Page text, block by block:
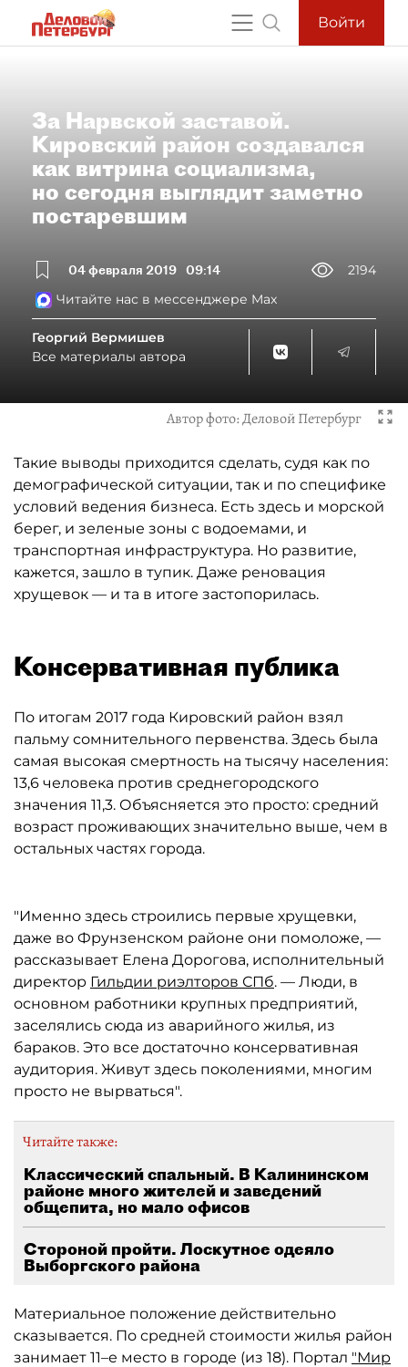
Войти
За Нарвской заставой.
Кировский район создавался
как витрина социализма,
но сегодня выглядит заметно
постаревшим
04 февраля 2019 09:14
2194
Читайте нас в мессенджере Max
Георгий Вермишев
Все материалы автора
Автор фото:Деловой Петербург
Такие выводы приходится сделать, судя как по
демографической ситуации, так и по специфике
условий ведения бизнеса. Есть здесь и морской
берег, и зеленые зоны с водоемами, и
транспортная инфраструктура. Но развитие,
кажется, зашло в тупик. Даже реновация
хрущевок — и та в итоге застопорилась.
Консервативная публика
По итогам 2017 года Кировский район взял
пальму сомнительного первенства. Здесь была
самая высокая смертность на тысячу населения:
13,6 человека против среднегородского
значения 11,3. Объясняется это просто: средний
возраст проживающих значительно выше, чем в
остальных частях города.
"Именно здесь строились первые хрущевки,
даже во Фрунзенском районе они помоложе, —
рассказывает Елена Дорогова, исполнительный
директор Гильдии риэлторов СПб. — Люди, в
основном работники крупных предприятий,
заселялись сюда из аварийного жилья, из
бараков. Это все достаточно консервативная
аудитория. Живут здесь поколениями, многим
просто не вырваться".
Читайте также:
Классический спальный. В Калининском
районе много жителей и заведений
общепита, но мало офисов
Стороной пройти. Лоскутное одеяло
Выборгского района
Материальное положение действительно
сказывается. По средней стоимости жилья район
занимает 11–е место в городе (из 18). Портал "Мир